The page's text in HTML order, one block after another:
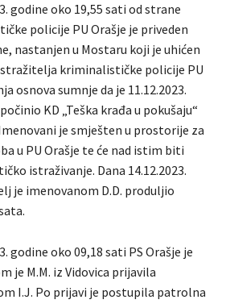
godine oko 19,55 sati od strane
policije PU Orašje je priveden
nastanjen u Mostaru koji je uhićen
kriminalističke policije PU
osnova sumnje da je 11.12.2023.
KD „Teška krađa u pokušaju“
je smješten u prostorije za
u PU Orašje te će nad istim biti
istraživanje. Dana 14.12.2023.
je imenovanom D.D. produljio
godine oko 09,18 sati PS Orašje je
je M.M. iz Vidovica prijavila
I.J. Po prijavi je postupila patrolna